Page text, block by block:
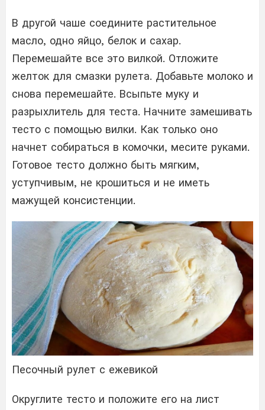
В другой чаше соедините растительное
масло, одно яйцо, белок и сахар.
Перемешайте все это вилкой. Отложите
желток для смазки рулета. Добавьте молоко и
снова перемешайте. Всыпьте муку и
разрыхлитель для теста. Начните замешивать
тесто с помощью вилки. Как только оно
начнет собираться в комочки, месите руками.
Готовое тесто должно быть мягким,
уступчивым, не крошиться и не иметь
мажущей консистенции.
Песочный рулет с ежевикой
Округлите тесто и положите его на лист